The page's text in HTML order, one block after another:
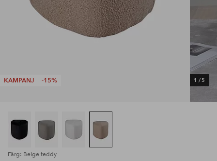
KAMPANJ -15% 1 /5
Färg: Beige teddy